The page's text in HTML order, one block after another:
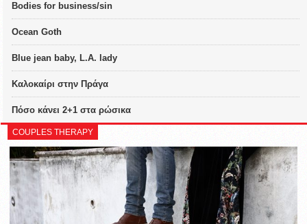
Bodies for business/sin
Ocean Goth
Blue jean baby, L.A. lady
Καλοκαίρι στην Πράγα
Πόσο κάνει 2+1 στα ρώσικα
COUPLES THERAPY